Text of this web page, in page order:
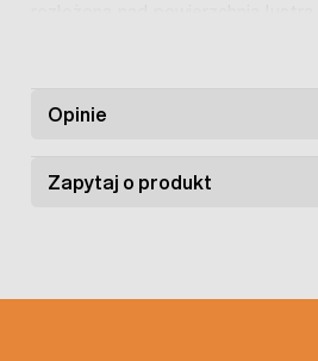
Niska cena
Wysoka jakość
Odporność na działanie
Opinie
Zapytaj o produkt